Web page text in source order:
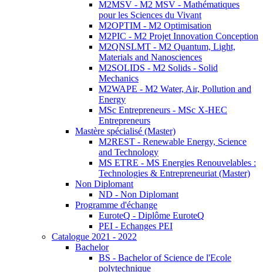
M2MSV - M2 MSV - Mathématiques
pour les Sciences du Vivant
M2OPTIM - M2 Optimisation
M2PIC - M2 Projet Innovation Conception
M2QNSLMT - M2 Quantum, Light,
Materials and Nanosciences
M2SOLIDS - M2 Solids - Solid
Mechanics
M2WAPE - M2 Water, Air, Pollution and
Energy
MSc Entrepreneurs - MSc X-HEC
Entrepreneurs
Mastère spécialisé (Master)
M2REST - Renewable Energy, Science
and Technology
MS ETRE - MS Energies Renouvelables :
Technologies & Entrepreneuriat (Master)
Non Diplomant
ND - Non Diplomant
Programme d'échange
EuroteQ - Diplôme EuroteQ
PEI - Echanges PEI
Catalogue 2021 - 2022
Bachelor
BS - Bachelor of Science de l'Ecole
polytechnique